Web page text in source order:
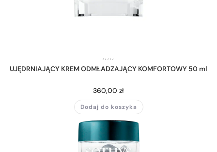
, , , , ,
UJĘDRNIAJĄCY KREM ODMŁADZAJĄCY KOMFORTOWY 50 ml
360,00 zł
Dodaj do koszyka